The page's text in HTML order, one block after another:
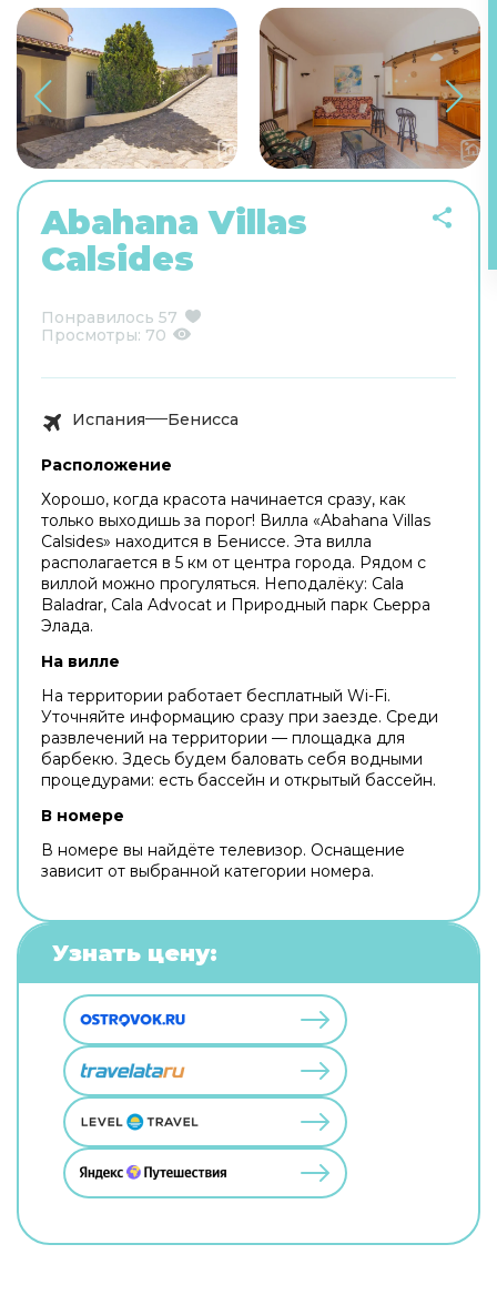
Abahana Villas
Calsides
Понравилось 57
Просмотры: 70
Испания Бенисса
Расположение
Хорошо, когда красота начинается сразу, как
только выходишь за порог! Вилла «Abahana Villas
Calsides» находится в Бениссе. Эта вилла
располагается в 5 км от центра города. Рядом с
виллой можно прогуляться. Неподалёку: Cala
Baladrar, Cala Advocat и Природный парк Сьерра
Элада.
На вилле
На территории работает бесплатный Wi-Fi.
Уточняйте информацию сразу при заезде. Среди
развлечений на территории — площадка для
барбекю. Здесь будем баловать себя водными
процедурами: есть бассейн и открытый бассейн.
В номере
В номере вы найдёте телевизор. Оснащение
зависит от выбранной категории номера.
Узнать цену: